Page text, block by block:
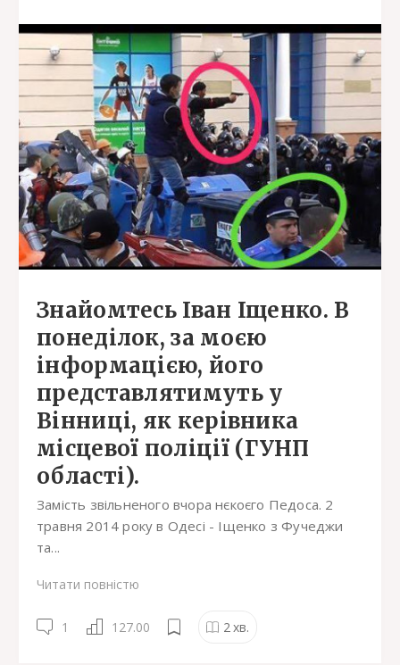
Знайомтесь Іван Іщенко. В
понеділок, за моєю
інформацією, його
представлятимуть у
Вінниці, як керівника
місцевої поліції (ГУНП
області).
Замість звільненого вчора нєкоєго Педоса. 2
травня 2014 року в Одесі - Іщенко з Фучеджи
та...
Читати повністю
1 127.00 2хв.